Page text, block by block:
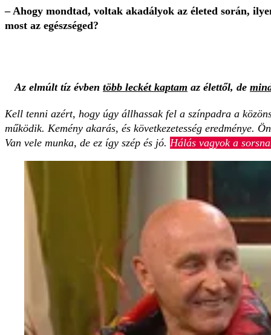
– Ahogy mondtad, voltak akadályok az életed során,
most az egészséged?
Az elmúlt tíz évben több leckét kaptam az élettől, de
Kell tenni azért, hogy úgy állhassak fel a színpadra a
működik. Kemény akarás, és következetesség eredménye.
Van vele munka, de ez így szép és jó. Hálás vagyok a